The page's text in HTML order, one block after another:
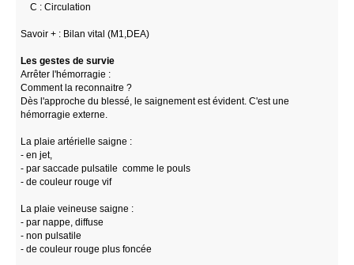
C : Circulation
Savoir + : Bilan vital (M1,DEA)
Les gestes de survie
Arrêter l'hémorragie :
Comment la reconnaitre ?
Dès l'approche du blessé, le saignement est évident. C'est une
hémorragie externe.
La plaie artérielle saigne :
- en jet,
- par saccade pulsatile comme le pouls
- de couleur rouge vif
La plaie veineuse saigne :
- par nappe, diffuse
- non pulsatile
- de couleur rouge plus foncée